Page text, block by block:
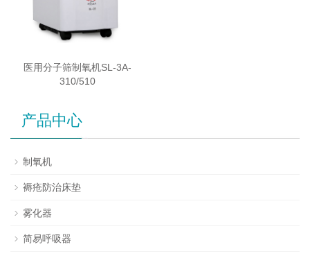
医用分子筛制氧机SL-3A-
310/510
产品中心
制氧机
褥疮防治床垫
雾化器
简易呼吸器